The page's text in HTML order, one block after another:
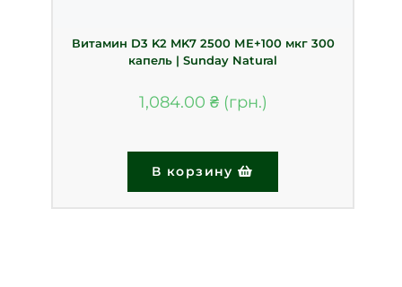
Витамин D3 K2 MK7 2500 МЕ+100 мкг 300
капель | Sunday Natural
1,084.00 ₴
В корзину